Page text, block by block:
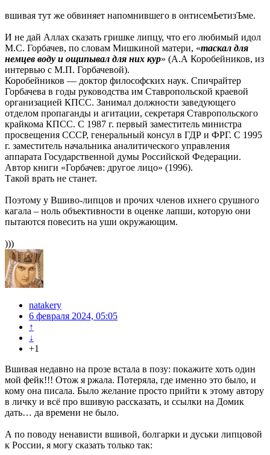
вшивая тут же обвиняет напомнившего в онтисемЬетизЪме.
И не дай Аллах сказать гришке липцу, что его любимый идол
М.С. Горбачев, по словам Мишкиной матери, «таскал для
немцев воду и ощипывал для них кур» (А.А Коробейников, из
интервью с М.П. Горбачевой).
Коробейников — доктор философских наук. Спичрайтер
Горбачева в годы руководства им Ставропольской краевой
организацией КПСС. Занимал должности заведующего
отделом пропаганды и агитации, секретаря Ставропольского
крайкома КПСС. С 1987 г. первый заместитель министра
просвещения СССР, генеральный консул в ГДР и ФРГ. С 1995
г. заместитель начальника аналитического управления
аппарата Государственной думы Российской Федерации.
Автор книги «Горбачев: другое лицо» (1996).
Такой врать не станет.
Поэтому у Вшиво-липцов и прочих членов ихнего срушного
кагала – ноль объективности в оценке лапши, которую они
пытаются повесить на уши окружающим.
)))
natakery
6 февраля 2024, 05:05
↑
↓
+1
Вшивая недавно на прозе встала в позу: покажите хоть один
мой фейк!!! Отож я ржала. Потеряла, где именно это было, и
кому она писала. Было желание просто прийти к этому автору
в личку и всё про вшивую рассказать, и ссылки на Домик
дать… да времени не было.
А по поводу ненависти вшивой, болгарки и дуськи липцовой
к России, я могу сказать только так: